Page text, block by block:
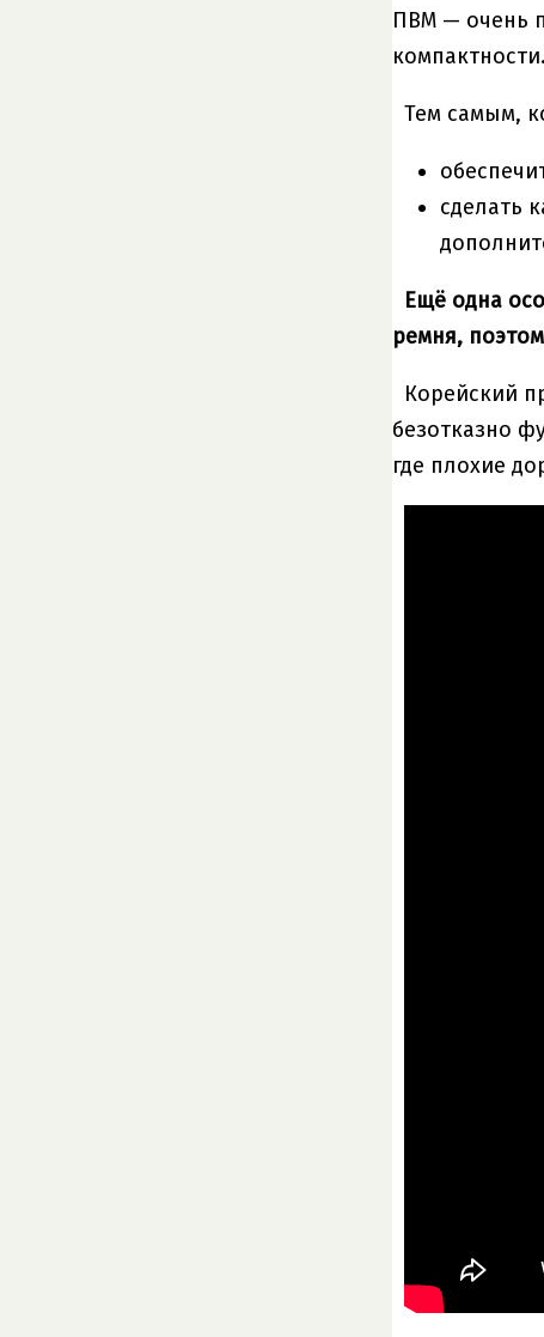
ПВМ — очень
компактности.
Тем самым,
сделать
Ещё одна
ремня,
Корейский
безотказно
где плохие